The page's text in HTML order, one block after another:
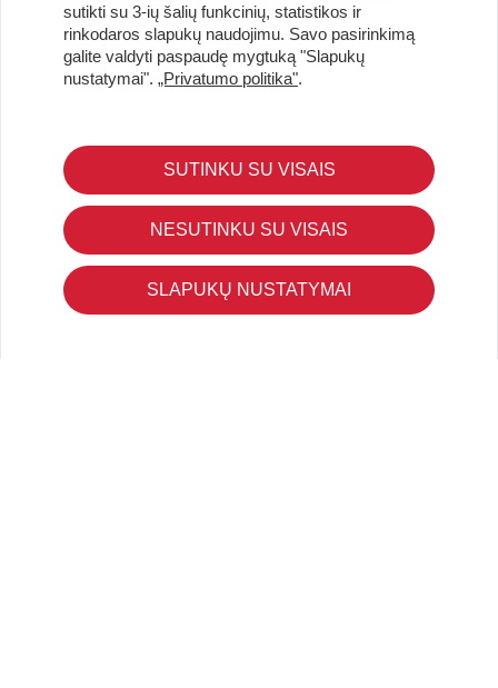
Užsisakykite naujienlaiškį ir pirmi gaukite geriausius
pasiūlymus!
KLIENTŲ APTARNAVIMAS
Pirkimo – pardavimo taisyklės
Pristatymas ir grąžinimas
Apmokėjimo būdai
Kokybės ir saugumo standartai
Privatumo taisyklės
sutikti su 3-ių šalių funkcinių, statistikos ir
rinkodaros slapukų naudojimu. Savo pasirinkimą
galite valdyti paspaudę mygtuką "Slapukų
nustatymai". „Privatumo politika".
SUTINKU SU VISAIS
NESUTINKU SU VISAIS
SLAPUKŲ NUSTATYMAI